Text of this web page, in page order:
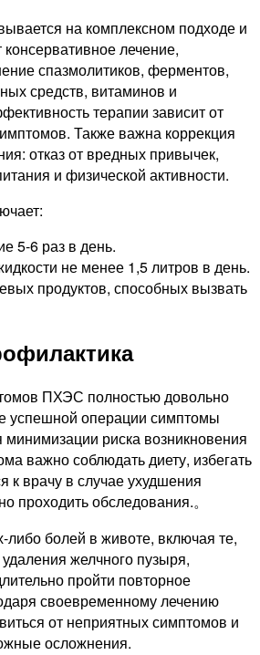
на комплексном подходе и
лечение,
спазмолитиков, ферментов,
средств, витаминов и
терапии зависит от
Также важна коррекция
отказ от вредных привычек,
и физической активности.
5-6 раз в день.
не менее 1,5 литров в день.
продуктов, способных вызвать
ПХЭС полностью довольно
успешной операции симптомы
минимизации риска возникновения
важно соблюдать диету, избегать
к врачу в случае ухудшения
проходить обследования.。
либо болей в животе, включая те,
желчного пузыря,
пройти повторное
своевременному лечению
от неприятных симптомов и
осложнения.